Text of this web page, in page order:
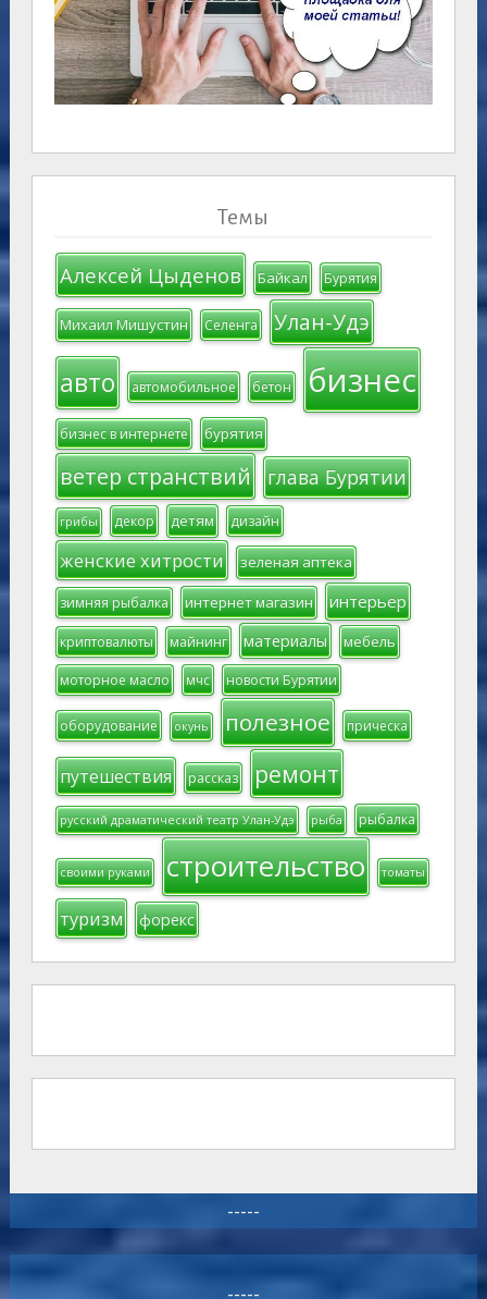
Темы
Алексей Цыденов Байкал Бурятия
Михаил Мишустин Селенга Улан-Удэ
авто автомобильное бетон бизнес
бизнес в интернете бурятия
ветер странствий глава Бурятии
грибы декор детям дизайн
женские хитрости зеленая аптека
зимняя рыбалка интернет магазин интерьер
криптовалюты майнинг материалы мебель
моторное масло мчс новости Бурятии
оборудование окунь полезное прическа
путешествия рассказ ремонт
русский драматический театр Улан-Удэ рыба рыбалка
своими руками строительство томаты
туризм форекс
-----
-----